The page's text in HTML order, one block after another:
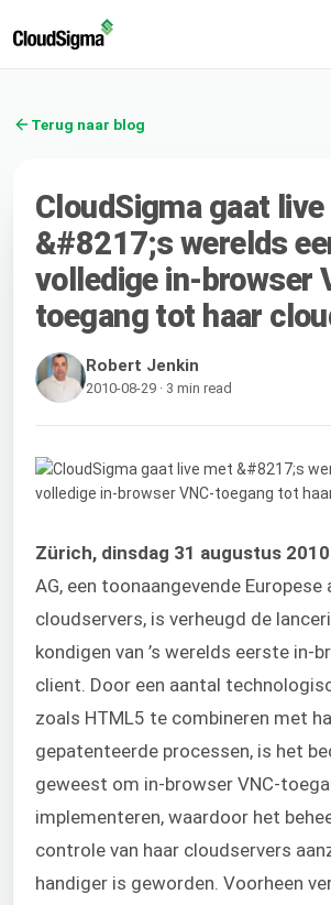
Terug naar blog
CloudSigma gaat
&#8217;s werelds
volledige in-browser
toegang tot haar
Robert Jenkin
2010-08-29 · 3 min read
Zürich, dinsdag 31 augustus 2010
AG, een toonaangevende Europese
cloudservers, is verheugd de
kondigen van ’s werelds eerste in-
client. Door een aantal
zoals HTML5 te combineren met
gepatenteerde processen, is het
geweest om in-browser VNC-
implementeren, waardoor het
controle van haar cloudservers
handiger is geworden. Voorheen